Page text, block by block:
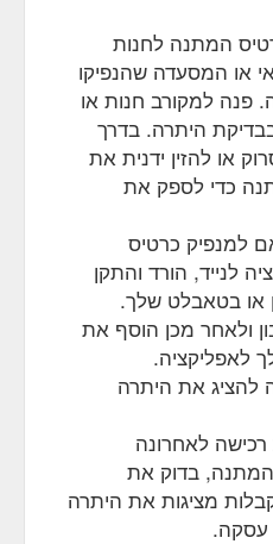
המתנה לחנות
או המסעדה שהנפיקו
למקורב חנות או
היתרה. בדרך
או להזין ידנית את
כדי לספק את
למנפיק כרטיס
לנייד, הורד והתקן
או בטאבלט שלך.
ולאחר מכן הוסף את
לאפליקציה.
להציג את היתרה
לאחרונה
בדוק את
מציגות את היתרה